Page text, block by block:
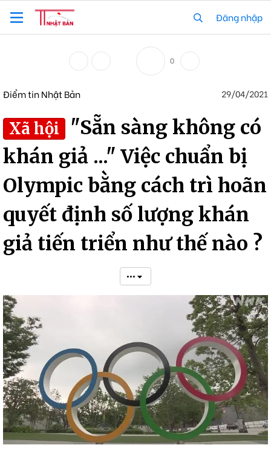
Đăng nhập
0
Điểm tin Nhật Bản 29/04/2021
Xã hội
"Sẵn sàng không có
khán giả ..." Việc chuẩn bị
Olympic bằng cách trì hoãn
quyết định số lượng khán
giả tiến triển như thế nào ?
•••